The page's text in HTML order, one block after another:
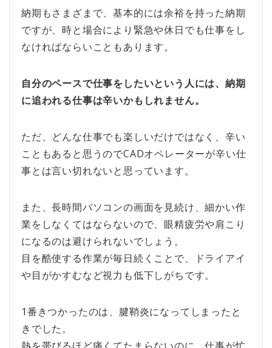
納期もさまざまで、基本的には余裕を持った納期
ですが、時と場合により緊急や休日でも仕事をし
なければならいこともあります。
自分のペースで仕事をしたいという人には、納期
に追われる仕事は辛いかもしれません。
ただ、どんな仕事でも楽しいだけではなく、辛い
こともあると思うのでCADオペレーターが辛い仕
事とは言い切れないと思っています。
また、長時間パソコンの画面を見続け、細かい作
業をしなくてはならないので、眼精疲労や肩こり
になるのは避けられないでしょう。
目を酷使する作業が毎日続くことで、ドライアイ
や目がかすむなど視力も低下しがちです。
1番きつかったのは、腱鞘炎になってしまったと
きでした。